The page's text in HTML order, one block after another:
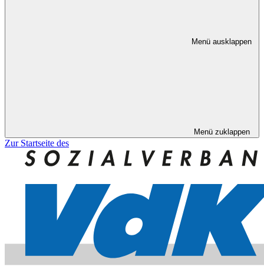
Menü ausklappen
Menü zuklappen
Zur Startseite des